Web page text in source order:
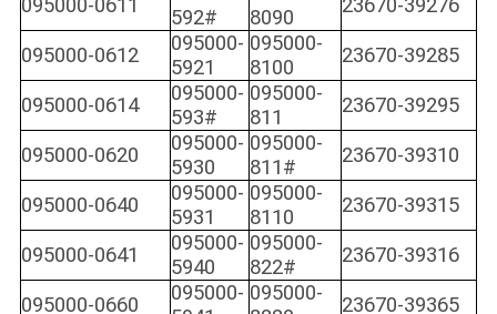
095000-0611
592#
8090
23670-39276
095000-0612
095000-
5921
095000-
8100
23670-39285
095000-0614
095000-
593#
095000-
811
23670-39295
095000-0620
095000-
5930
095000-
811#
23670-39310
095000-0640
095000-
5931
095000-
8110
23670-39315
095000-0641
095000-
5940
095000-
822#
23670-39316
095000-0660
095000- 095000-
23670-39365